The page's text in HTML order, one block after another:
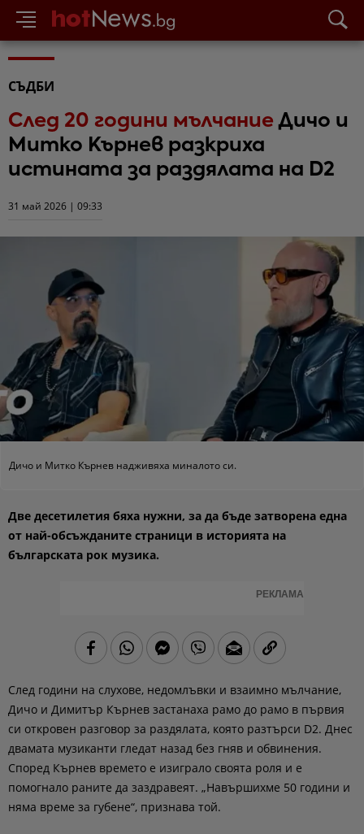
СЪДБИ
След 20 години мълчание Дичо и
Митко Кърнев разкриха
истината за раздялата на D2
31 май 2026 | 09:33
Дичо и Митко Кърнев надживяха миналото си.
Две десетилетия бяха нужни, за да бъде затворена една
от най-обсъжданите страници в историята на
българската рок музика.
РЕКЛАМА
След години на слухове, недомлъвки и взаимно мълчание,
Дичо и Димитър Кърнев застанаха рамо до рамо в първия
си откровен разговор за раздялата, която разтърси D2. Днес
двамата музиканти гледат назад без гняв и обвинения.
Според Кърнев времето е изиграло своята роля и е
помогнало раните да заздравеят. „Навършихме 50 години и
няма време за губене“, признава той.